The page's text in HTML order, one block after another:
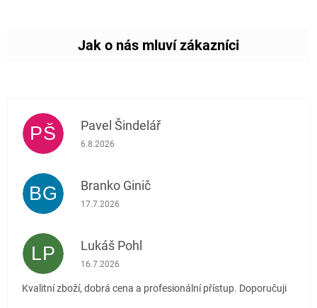
PŠ Pavel Šindelář
Hodnocení obchodu je 5 z 5 hvězdiček.
6.8.2026
BG Branko Ginič
Hodnocení obchodu je 5 z 5 hvězdiček.
17.7.2026
LP Lukáš Pohl
Hodnocení obchodu je 5 z 5 hvězdiček.
16.7.2026
Kvalitní zboží, dobrá cena a profesionální přístup. Doporučuji